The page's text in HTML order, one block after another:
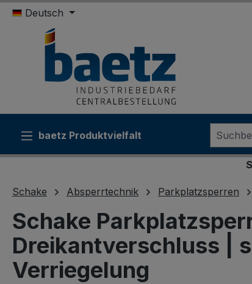
Hauptinhalt springen
Zur Suche springen
Zur Hauptnavigation springen
Deutsch
baetz Produktvielfalt
Schake Absperrtechnik Parkplatzsperren
Schake
Dreikantverschluss |
Verriegelung